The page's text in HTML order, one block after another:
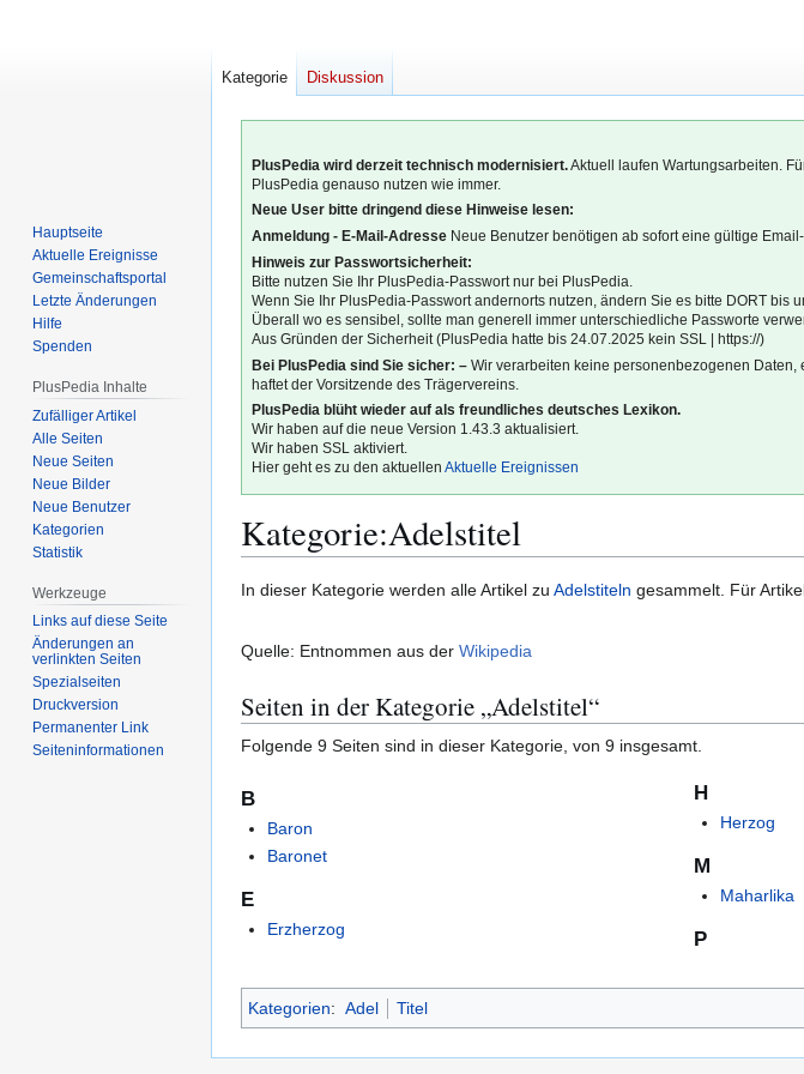
PlusPedia wird derzeit technisch modernisiert.Aktuell laufen Wartungsarbeiten.
PlusPedia genauso nutzen wie immer.
Neue User bitte dringend diese Hinweise lesen:
Anmeldung - E-Mail-Adresse Neue Benutzer benötigen ab sofort eine gültige
Hinweis zur Passwortsicherheit:
Bitte nutzen Sie Ihr PlusPedia-Passwort nur bei PlusPedia.
Wenn Sie Ihr PlusPedia-Passwort andernorts nutzen, ändern Sie es bitte DORT bis
Überall wo es sensibel, sollte man generell immer unterschiedliche Passworte
Aus Gründen der Sicherheit (PlusPedia hatte bis 24.07.2025 kein SSL | https://)
Bei PlusPedia sind Sie sicher: – Wir verarbeiten keine personenbezogenen
haftet der Vorsitzende des Trägervereins.
PlusPedia blüht wieder auf als freundliches deutsches Lexikon.
Wir haben auf die neue Version 1.43.3 aktualisiert.
Wir haben SSL aktiviert.
Hier geht es zu den aktuellenAktuelle Ereignissen
Kategorie:Adelstitel
Zur
springen
Zur
springen
In dieser Kategorie werden alle Artikel zu Adelstiteln gesammelt. Für
Quelle: Entnommen aus der Wikipedia
Seiten in der Kategorie „Adelstitel“
Folgende 9 Seiten sind in dieser Kategorie, von 9 insgesamt.
B
Baron
Baronet
E
Erzherzog
H
Herzog
M
Maharlika
P
Kategorien: Adel Titel
Kategorie Diskussion
Hauptseite
Aktuelle Ereignisse
Gemeinschafts­portal
Letzte Änderungen
Hilfe
Spenden
PlusPedia Inhalte
Zufälliger Artikel
Alle Seiten
Neue Seiten
Neue Bilder
Neue Benutzer
Kategorien
Statistik
Werkzeuge
Links auf diese Seite
Änderungen an
verlinkten Seiten
Spezialseiten
Druckversion
Permanenter Link
Seiten­­informationen